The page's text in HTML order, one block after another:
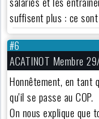
suffisent plus : ce
#6
ACATINOT Membre
Honnêtement, en tant
qu'il se passe au COP.
On nous explique que